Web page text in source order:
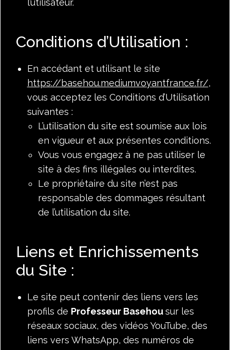
l’utilisateur.
Conditions d’Utilisation :
En accédant et utilisant le site
https://basehou.mediumvoyantfrance.fr/,
vous acceptez les Conditions d’Utilisation
suivantes :
L’utilisation du site est soumise aux lois
en vigueur et aux présentes conditions.
Vous vous engagez à ne pas utiliser le
site à des fins illégales ou interdites.
Le propriétaire du site n’est pas
responsable des dommages résultant
de l’utilisation du site.
Liens et Enrichissements
du Site :
Le site peut contenir des liens vers les
profils de Professeur Basehou sur les
réseaux sociaux, des vidéos YouTube, des
liens vers WhatsApp, des numéros de